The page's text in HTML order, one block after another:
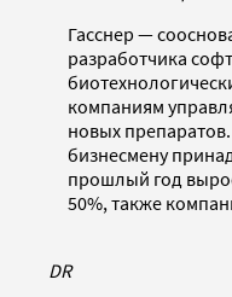
Гасснер —
разработчика
компаниям
новых
бизнесмену
прошлый год
50%, также
DR